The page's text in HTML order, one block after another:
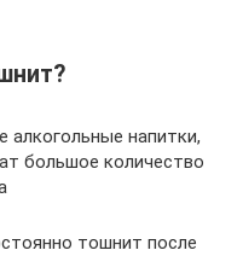
алкогольные напитки,
большое количество
тошнит после